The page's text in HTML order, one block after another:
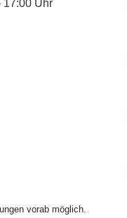
17:00 Uhr
vorab möglich.